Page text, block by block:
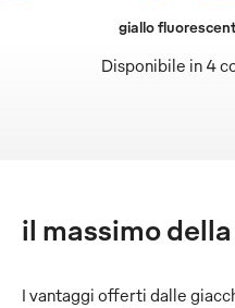
Disponibile in 4
giallo
il massimo
I vantaggi offerti dalle